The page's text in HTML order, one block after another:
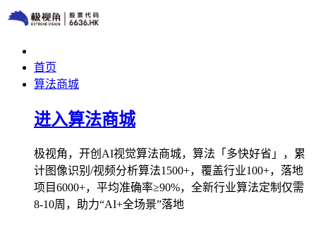
首页
算法商城
进入算法商城
极视角，开创AI视觉算法商城，算法「多快好省」，累
计图像识别/视频分析算法1500+，覆盖行业100+，落地
项目6000+，平均准确率≥90%，全新行业算法定制仅需
8-10周，助力“AI+全场景”落地